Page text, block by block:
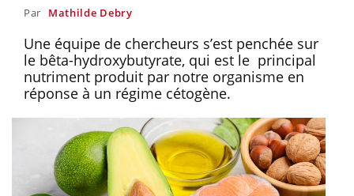
Par Mathilde Debry
Une équipe de chercheurs s’est penchée sur
le bêta-hydroxybutyrate, qui est le principal
nutriment produit par notre organisme en
réponse à un régime cétogène.